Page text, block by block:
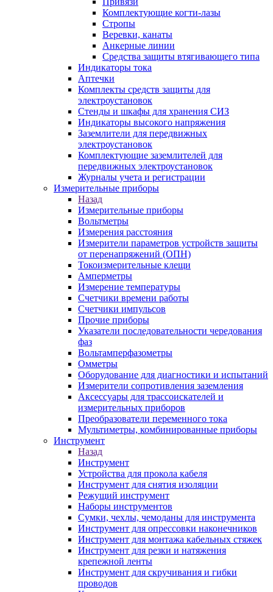
Комплектующие когти-лазы
Стропы
Веревки, канаты
Анкерные линии
Средства защиты втягивающего типа
Индикаторы тока
Аптечки
Комплекты средств защиты для
электроустановок
Стенды и шкафы для хранения СИЗ
Индикаторы высокого напряжения
Заземлители для передвижных
электроустановок
Комплектующие заземлителей для
передвижных электроустановок
Журналы учета и регистрации
Измерительные приборы
Назад
Измерительные приборы
Вольтметры
Измерения расстояния
Измерители параметров устройств защиты
от перенапряжений (ОПН)
Токоизмерительные клещи
Амперметры
Измерение температуры
Счетчики времени работы
Счетчики импульсов
Прочие приборы
Указатели последовательности чередования
фаз
Вольтамперфазометры
Омметры
Оборудование для диагностики и испытаний
Измерители сопротивления заземления
Аксессуары для трассоискателей и
измерительных приборов
Преобразователи переменного тока
Мультиметры, комбинированные приборы
Инструмент
Назад
Инструмент
Устройства для прокола кабеля
Инструмент для снятия изоляции
Режущий инструмент
Наборы инструментов
Сумки, чехлы, чемоданы для инструмента
Инструмент для опрессовки наконечников
Инструмент для монтажа кабельных стяжек
Инструмент для резки и натяжения
крепежной ленты
Инструмент для скручивания и гибки
проводов